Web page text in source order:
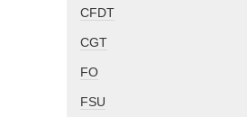
CFDT
CGT
FO
FSU